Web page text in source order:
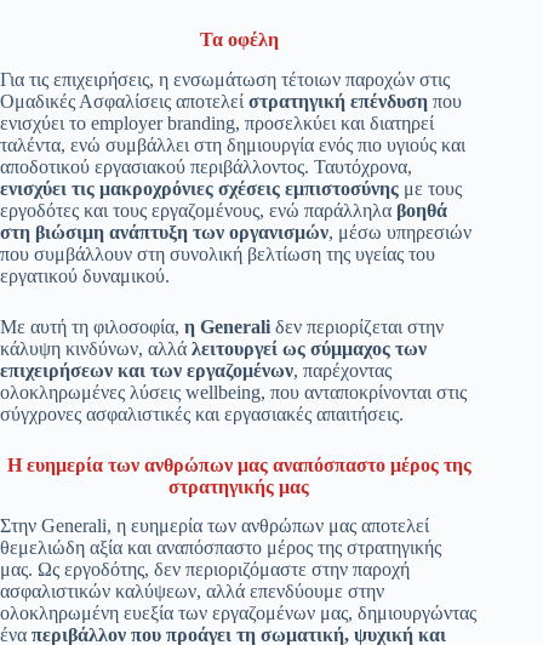
Τα οφέλη
Για τις επιχειρήσεις, η ενσωμάτωση τέτοιων παροχών στις
Ομαδικές Ασφαλίσεις αποτελεί στρατηγική επένδυση που
ενισχύει το employer branding, προσελκύει και διατηρεί
ταλέντα, ενώ συμβάλλει στη δημιουργία ενός πιο υγιούς και
αποδοτικού εργασιακού περιβάλλοντος. Ταυτόχρονα,
ενισχύει τις μακροχρόνιες σχέσεις εμπιστοσύνης με τους
εργοδότες και τους εργαζομένους, ενώ παράλληλα βοηθά
στη βιώσιμη ανάπτυξη των οργανισμών, μέσω υπηρεσιών
που συμβάλλουν στη συνολική βελτίωση της υγείας του
εργατικού δυναμικού.
Με αυτή τη φιλοσοφία, η Generali δεν περιορίζεται στην
κάλυψη κινδύνων, αλλά λειτουργεί ως σύμμαχος των
επιχειρήσεων και των εργαζομένων, παρέχοντας
ολοκληρωμένες λύσεις wellbeing, που ανταποκρίνονται στις
σύγχρονες ασφαλιστικές και εργασιακές απαιτήσεις.
Η ευημερία των ανθρώπων μας αναπόσπαστο μέρος της
στρατηγικής μας
Στην Generali, η ευημερία των ανθρώπων μας αποτελεί
θεμελιώδη αξία και αναπόσπαστο μέρος της στρατηγικής
μας. Ως εργοδότης, δεν περιοριζόμαστε στην παροχή
ασφαλιστικών καλύψεων, αλλά επενδύουμε στην
ολοκληρωμένη ευεξία των εργαζομένων μας, δημιουργώντας
ένα περιβάλλον που προάγει τη σωματική, ψυχική και